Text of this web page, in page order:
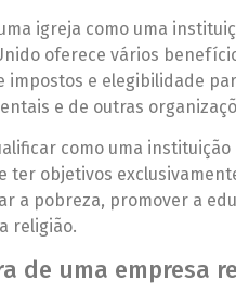
igreja como uma
oferece vários
impostos e elegibilidade
e de outras
como uma
ter objetivos
a pobreza, promover a
religião.
de uma empresa